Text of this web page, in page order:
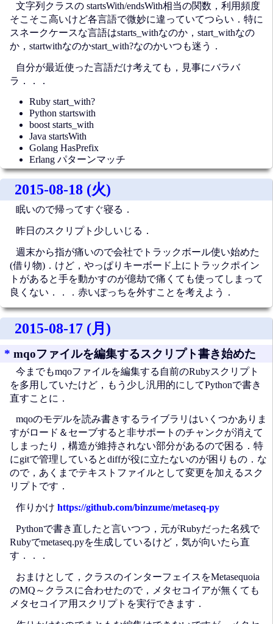
文字列クラスの startsWith/endsWith相当の関数，利用頻度
そこそこ高いけど各言語で微妙に違っていてつらい．特に
スネークケースな言語はstarts_withなのか，start_withなの
か，startwithなのかstart_with?なのかいつも迷う．
自分が最近使った言語だけ考えても，見事にバラバ
ラ．．．
Ruby start_with?
Python startswith
boost starts_with
Java startsWith
Golang HasPrefix
Erlang パターンマッチ
2015-08-18 (火)
眠いので帰ってすぐ寝る．
昨日のスクリプト少しいじる．
週末から指が痛いので会社でトラックボール使い始めた
(借り物)．けど，やっぱりキーボード上にトラックポイン
トがあると手を動かすのが億劫で痛くても使ってしまって
良くない．．．赤いぽっちを外すことを考えよう．
2015-08-17 (月)
* mqoファイルを編集するスクリプト書き始めた
今までもmqoファイルを編集する自前のRubyスクリプト
を多用していたけど，もう少し汎用的にしてPythonで書き
直すことに．
mqoのモデルを読み書きするライブラリはいくつかありま
すがロード＆セーブすると非サポートのチャンクが消えて
しまったり，構造が維持されない部分があるので困る．特
にgitで管理しているとdiffが役に立たないのが困りもの．な
ので，あくまでテキストファイルとして変更を加えるスク
リプトです．
作りかけ https://github.com/binzume/metaseq-py
Pythonで書き直したと言いつつ，元がRubyだった名残で
Rubyでmetaseq.pyを生成しているけど，気が向いたら直
す．．．
おまけとして，クラスのインターフェイスをMetasequoia
のMQ～クラスに合わせたので，メタセコイアが無くても
メタセコイア用スクリプトを実行できます．